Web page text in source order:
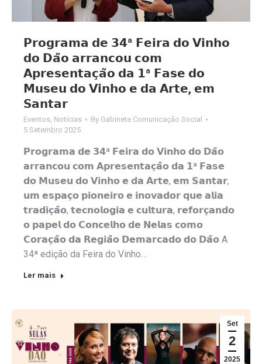
𝗣𝗿𝗼𝗴𝗿𝗮𝗺𝗮 𝗱𝗲 𝟯𝟰ª 𝗙𝗲𝗶𝗿𝗮 𝗱𝗼 𝗩𝗶𝗻𝗵𝗼
𝗱𝗼 𝗗𝗮̃𝗼 𝗮𝗿𝗿𝗮𝗻𝗰𝗼𝘂 𝗰𝗼𝗺
𝗔𝗽𝗿𝗲𝘀𝗲𝗻𝘁𝗮𝗰̧𝗮̃𝗼 𝗱𝗮 𝟭ª 𝗙𝗮𝘀𝗲 𝗱𝗼
𝗠𝘂𝘀𝗲𝘂 𝗱𝗼 𝗩𝗶𝗻𝗵𝗼 𝗲 𝗱𝗮 𝗔𝗿𝘁𝗲, 𝗲𝗺
𝗦𝗮𝗻𝘁𝗮𝗿
Eventos, Notícias By Gabinete Comunicação Social
5 Setembro 2025
𝗣𝗿𝗼𝗴𝗿𝗮𝗺𝗮 𝗱𝗲 𝟯𝟰ª 𝗙𝗲𝗶𝗿𝗮 𝗱𝗼 𝗩𝗶𝗻𝗵𝗼 𝗱𝗼 𝗗𝗮̃𝗼
𝗮𝗿𝗿𝗮𝗻𝗰𝗼𝘂 𝗰𝗼𝗺 𝗔𝗽𝗿𝗲𝘀𝗲𝗻𝘁𝗮𝗰̧𝗮̃𝗼 𝗱𝗮 𝟭ª 𝗙𝗮𝘀𝗲
𝗱𝗼 𝗠𝘂𝘀𝗲𝘂 𝗱𝗼 𝗩𝗶𝗻𝗵𝗼 𝗲 𝗱𝗮 𝗔𝗿𝘁𝗲, 𝗲𝗺 𝗦𝗮𝗻𝘁𝗮𝗿,
𝘂𝗺 𝗲𝘀𝗽𝗮𝗰̧𝗼 𝗽𝗶𝗼𝗻𝗲𝗶𝗿𝗼 𝗲 𝗶𝗻𝗼𝘃𝗮𝗱𝗼𝗿 𝗾𝘂𝗲 𝗮𝗹𝗶𝗮
𝘁𝗿𝗮𝗱𝗶𝗰̧𝗮̃𝗼, 𝘁𝗲𝗰𝗻𝗼𝗹𝗼𝗴𝗶𝗮 𝗲 𝗰𝘂𝗹𝘁𝘂𝗿𝗮, 𝗿𝗲𝗳𝗼𝗿𝗰̧𝗮𝗻𝗱𝗼
𝗼 𝗽𝗮𝗽𝗲𝗹 𝗱𝗼 𝗖𝗼𝗻𝗰𝗲𝗹𝗵𝗼 𝗱𝗲 𝗡𝗲𝗹𝗮𝘀 𝗰𝗼𝗺𝗼
𝗖𝗼𝗿𝗮𝗰̧𝗮̃𝗼 𝗱𝗮 𝗥𝗲𝗴𝗶𝗮̃𝗼 𝗗𝗲𝗺𝗮𝗿𝗰𝗮𝗱𝗼 𝗱𝗼 𝗗𝗮̃𝗼 A
34ª edição da Feira do Vinho…
Ler mais
Set
2
2025